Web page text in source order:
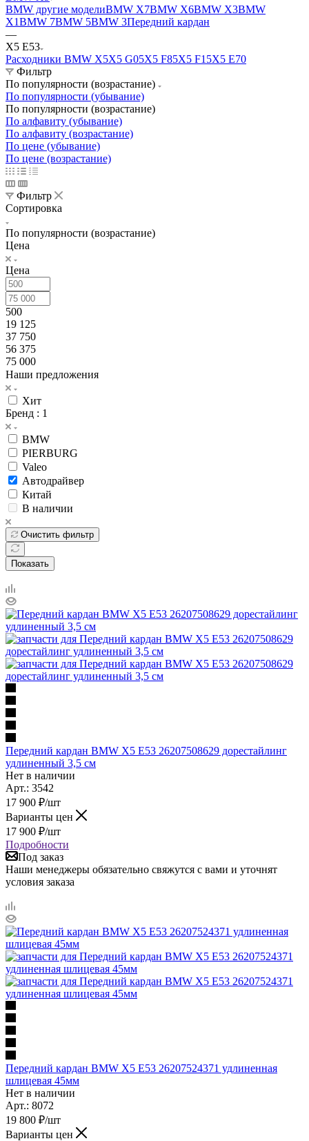
BMW другие моделиBMW X7BMW X6BMW X3BMW
X1BMW 7BMW 5BMW 3Передний кардан
—
X5 E53
Расходники BMW X5X5 G05X5 F85X5 F15X5 E70
Фильтр
По популярности (возрастание)
По популярности (убывание)
По популярности (возрастание)
По алфавиту (убывание)
По алфавиту (возрастание)
По цене (убывание)
По цене (возрастание)
Фильтр
Сортировка
По популярности (возрастание)
Цена
Цена
500
19 125
37 750
56 375
75 000
Наши предложения
Хит
Бренд : 1
BMW
PIERBURG
Valeo
Автодрайвер
Китай
В наличии
Очистить фильтр
Показать
Передний кардан BMW X5 E53 26207508629 дорестайлинг
удлиненный 3,5 см
Нет в наличии
Арт.: 3542
17 900 ₽/шт
Варианты цен
17 900 ₽/шт
Подробности
Под заказ
Наши менеджеры обязательно свяжутся с вами и уточнят
условия заказа
Передний кардан BMW X5 E53 26207524371 удлиненная
шлицевая 45мм
Нет в наличии
Арт.: 8072
19 800 ₽/шт
Варианты цен